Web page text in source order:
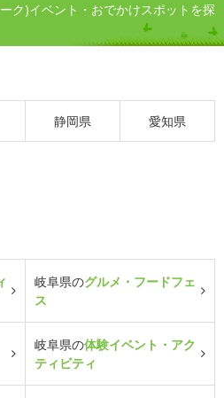
ク)イベント・おでかけスポットを探
静岡県 愛知県
岐阜県のグルメ・フードフェ
ス
岐阜県の体験イベント・アク
ティビティ